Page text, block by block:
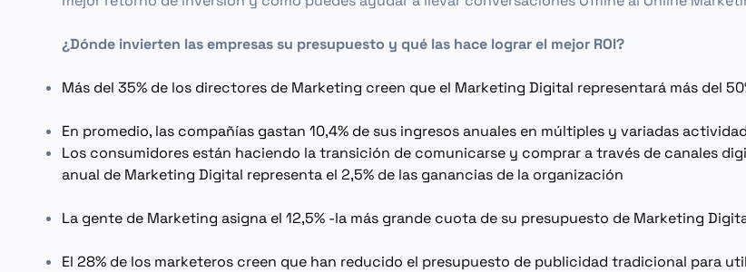
¿Dónde invierten las empresas su presupuesto y qué las hace lograr el mejor ROI?
Más del 35% de los directores de Marketing creen que el Marketing Digital representará más del
En promedio, las compañías gastan 10,4% de sus ingresos anuales en múltiples y variadas
Los consumidores están haciendo la transición de comunicarse y comprar a través de canales
anual de Marketing Digital representa el 2,5% de las ganancias de la organización
La gente de Marketing asigna el 12,5% -la más grande cuota de su presupuesto de Marketing
El 28% de los marketeros creen que han reducido el presupuesto de publicidad tradicional para